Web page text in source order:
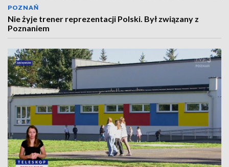
POZNAŃ
Nie żyje trener reprezentacji Polski. Był związany z
Poznaniem